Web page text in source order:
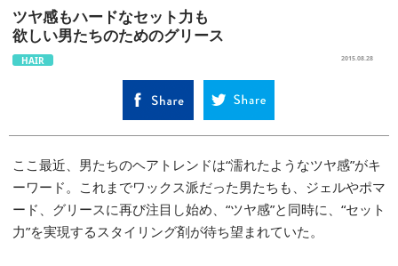
ツヤ感もハードなセット力も
欲しい男たちのためのグリース
HAIR 2015.08.28
ここ最近、男たちのヘアトレンドは“濡れたようなツヤ感”がキ
ーワード。これまでワックス派だった男たちも、ジェルやポマ
ード、グリースに再び注目し始め、“ツヤ感”と同時に、“セット
力”を実現するスタイリング剤が待ち望まれていた。